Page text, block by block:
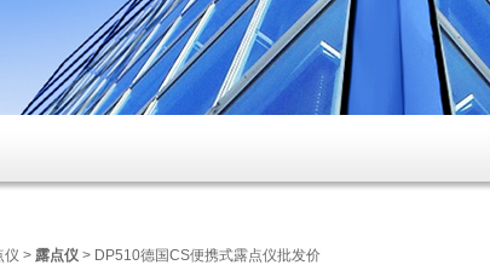
仪 > 露点仪 > DP510德国CS便携式露点仪批发价